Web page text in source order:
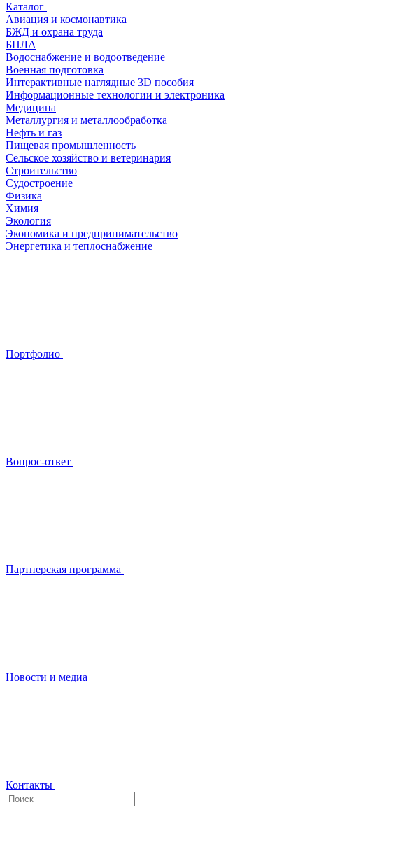
Каталог
Авиация и космонавтика
БЖД и охрана труда
БПЛА
Водоснабжение и водоотведение
Военная подготовка
Интерактивные наглядные 3D пособия
Информационные технологии и электроника
Медицина
Металлургия и металлообработка
Нефть и газ
Пищевая промышленность
Сельское хозяйство и ветеринария
Строительство
Судостроение
Физика
Химия
Экология
Экономика и предпринимательство
Энергетика и теплоснабжение
Портфолио
Вопрос-ответ
Партнерская программа
Новости и медиа
Контакты